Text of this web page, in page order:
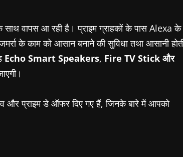
वापस आ रही है। प्राइम ग्राहकों के पास Alexa के
के काम को आसान बनाने की सुविधा तथा आसानी
Echo Smart Speakers, Fire TV Stick और
और प्राइम डे ऑफर दिए गए हैं, जिनके बारे में आपको